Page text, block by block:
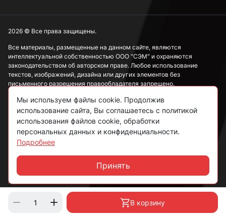
В корзину
Все материалы, размещенные на данном сайте, являются
интеллектуальной собственностью ООО "СЭМ" и охраняются
законодательством об авторском праве. Любое использование
текстов, изображений, дизайна или других элементов без
письменного разрешения правообладателя запрещено.
Информация, представленная на сайте, носит исключительно
ознакомительный характер и не может рассматриваться как
публичная оферта в соответствии со ст. 437 ГК РФ.
Политика конфиденциальности
Согласие на обработку данных
Пользовательское соглашение
2026 © Все права защищены.
Мы используем файлы cookie. Продолжив
использование сайта, Вы соглашаетесь с политикой
использования файлов cookie, обработки
персональных данных и конфиденциальности.
Подробнее
Принять
Чат